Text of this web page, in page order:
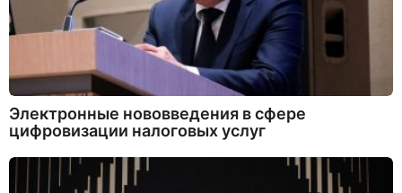
Электронные нововведения в сфере
цифровизации налоговых услуг